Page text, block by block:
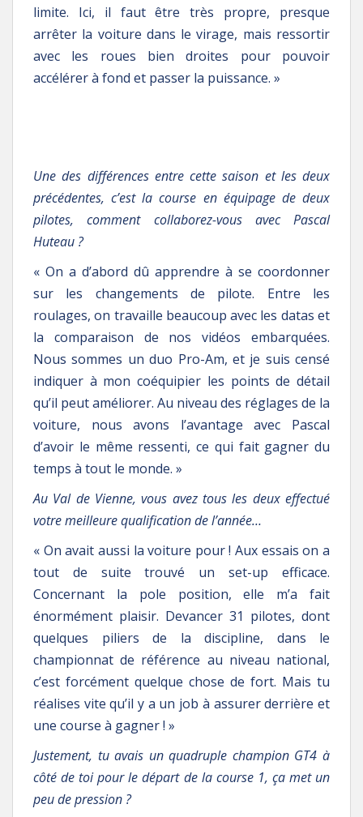
limite. Ici, il faut être très propre, presque
arrêter la voiture dans le virage, mais ressortir
avec les roues bien droites pour pouvoir
accélérer à fond et passer la puissance. »
Une des différences entre cette saison et les deux
précédentes, c’est la course en équipage de deux
pilotes, comment collaborez-vous avec Pascal
Huteau ?
« On a d’abord dû apprendre à se coordonner
sur les changements de pilote. Entre les
roulages, on travaille beaucoup avec les datas et
la comparaison de nos vidéos embarquées.
Nous sommes un duo Pro-Am, et je suis censé
indiquer à mon coéquipier les points de détail
qu’il peut améliorer. Au niveau des réglages de la
voiture, nous avons l’avantage avec Pascal
d’avoir le même ressenti, ce qui fait gagner du
temps à tout le monde. »
Au Val de Vienne, vous avez tous les deux effectué
votre meilleure qualification de l’année…
« On avait aussi la voiture pour ! Aux essais on a
tout de suite trouvé un set-up efficace.
Concernant la pole position, elle m’a fait
énormément plaisir. Devancer 31 pilotes, dont
quelques piliers de la discipline, dans le
championnat de référence au niveau national,
c’est forcément quelque chose de fort. Mais tu
réalises vite qu’il y a un job à assurer derrière et
une course à gagner ! »
Justement, tu avais un quadruple champion GT4 à
côté de toi pour le départ de la course 1, ça met un
peu de pression ?